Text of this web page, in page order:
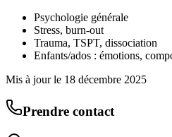
Psychologie générale
Stress, burn-out
Trauma, TSPT, dissociation
Enfants/ados : émotions,
Mis à jour le 18 décembre 2025
Prendre contact